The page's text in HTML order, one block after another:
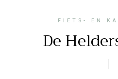
FIETS- EN
De